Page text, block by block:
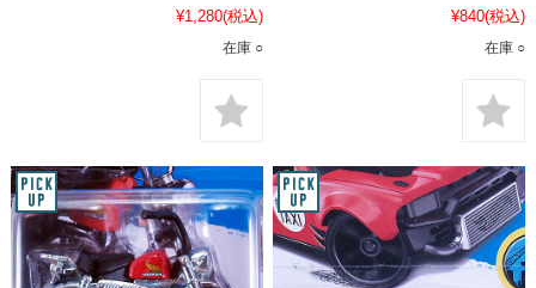
¥1,280(税込)
在庫 ○
¥840(税込)
在庫 ○